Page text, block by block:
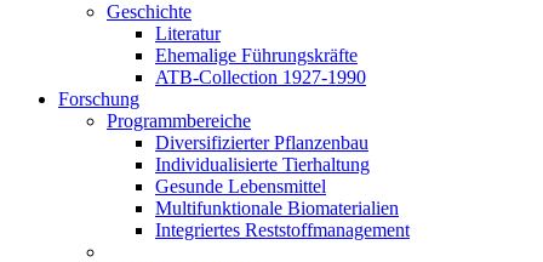
Geschichte
Literatur
Ehemalige Führungskräfte
ATB-Collection 1927-1990
Forschung
Programmbereiche
Diversifizierter Pflanzenbau
Individualisierte Tierhaltung
Gesunde Lebensmittel
Multifunktionale Biomaterialien
Integriertes Reststoffmanagement